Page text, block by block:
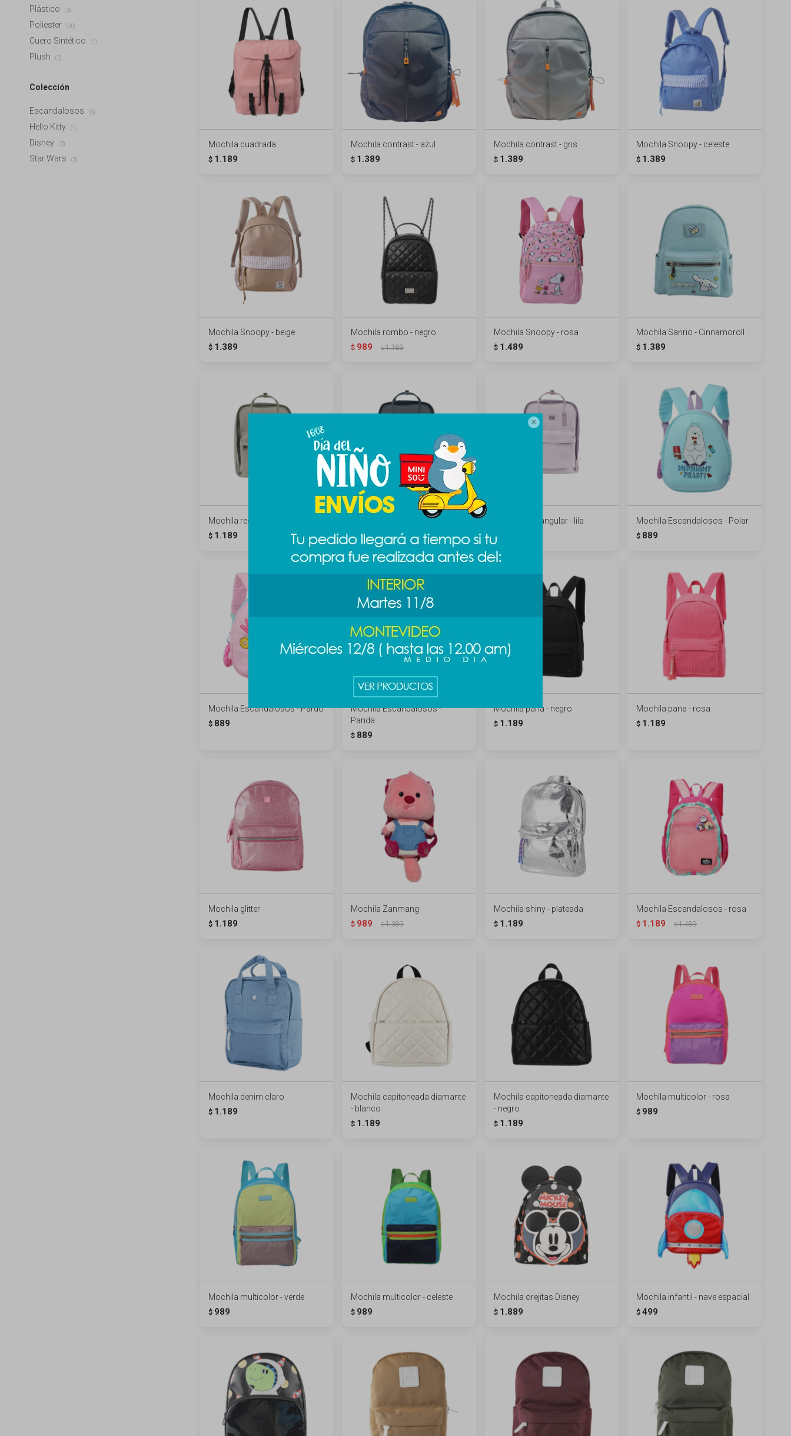

Mochila cuadrada
$ 1.189
Mochila contrast - azul
$ 1.389
Mochila contrast - gris
$ 1.389
Mochila Snoopy - celeste
$ 1.389
Mochila Snoopy - beige
$ 1.389
Mochila rombo - negro
$ 989 $1.189
Mochila Snoopy - rosa
$ 1.489
Mochila Sanrio - Cinnamoroll
$ 1.389
Mochila rectangular - beige
$ 1.189
Mochila rectangular - gris
$ 1.189
Mochila rectangular - lila
$
Mochila Escandalosos - Polar
$ 889
Mochila Escandalosos - Pardo
$ 889
Mochila Escandalosos -
Panda
$ 889
Mochila pana - negro
$ 1.189
Mochila pana - rosa
$ 1.189
Mochila glitter
$ 1.189
Mochila Zanmang
$ 989 $1.389
Mochila shiny - plateada
$ 1.189
Mochila Escandalosos - rosa
$ 1.189 $1.489
Mochila denim claro
$ 1.189
Mochila capitoneada diamante
- blanco
$ 1.189
Mochila capitoneada diamante
- negro
$ 1.189
Mochila multicolor - rosa
$ 989
Mochila multicolor - verde
$ 989
Mochila multicolor - celeste
$ 989
Mochila orejitas Disney
$ 1.889
Mochila infantil - nave espacial
$ 499
Plástico (3)
Poliester (50)
Cuero Sintético (1)
Plush (5)
Colección
Escandalosos (5)
Hello Kitty (1)
Disney (2)
Star Wars (5)